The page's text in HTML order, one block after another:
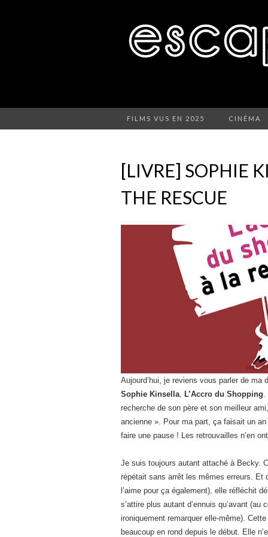
FILMS VUS EN 2025 CINÉMA
[LIVRE] SOPHIE
THE RESCUE
Aujourd’hui, je reviens vous parler de
Sophie Kinsella
L’Accro du Shopping
recherche de son père et son meilleur
ancienne ». Pour ma part, ça faisait un
faire une pause ! Les retrouvailles n’en
Je suis toujours autant attaché à Becky.
répétait sans arrêt les mêmes erreurs.
l’aime pour ça également), elle réfléchit
s’attire plus autant d’ennuis qu’avant
ironiquement remarquer elle-même).
beaucoup en rond depuis le début. Elle